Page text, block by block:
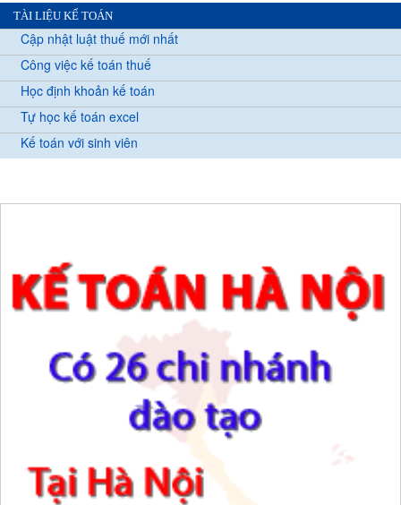
TÀI LIỆU KẾ TOÁN
Cập nhật luật thuế mới nhất
Công việc kế toán thuế
Học định khoản kế toán
Tự học kế toán excel
Kế toán với sinh viên